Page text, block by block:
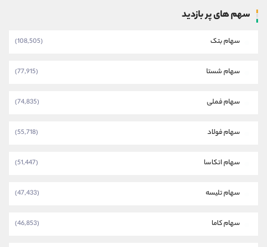
سهم های پر بازدید
سهام بتک (108,505)
سهام شستا (77,915)
سهام فملی (74,835)
سهام فولاد (55,718)
سهام اتکاسا (51,447)
سهام تلیسه (47,433)
سهام کاما (46,853)